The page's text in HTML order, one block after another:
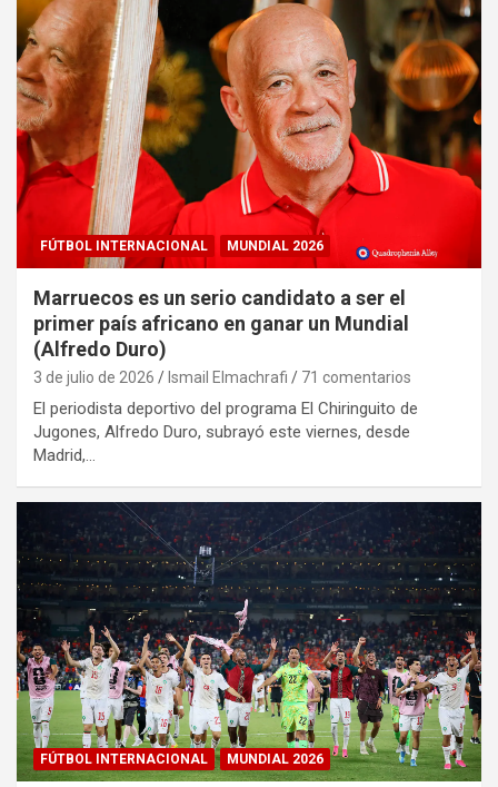
FÚTBOL INTERNACIONAL MUNDIAL 2026
Marruecos es un serio candidato a ser el
primer país africano en ganar un Mundial
(Alfredo Duro)
3 de julio de 2026 Ismail Elmachrafi 71 comentarios
El periodista deportivo del programa El Chiringuito de
Jugones, Alfredo Duro, subrayó este viernes, desde
Madrid,…
FÚTBOL INTERNACIONAL MUNDIAL 2026